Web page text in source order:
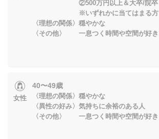
②500万円以上＆大卒/院卒
※いずれかに当てはまる方
〈理想の関係〉穏やかな
〈その他〉 一息つく時間や空間が好き
女性
40〜49歳
〈理想の関係〉穏やかな
〈異性の好み〉気持ちに余裕のある人
〈その他〉 一息つく時間や空間が好き